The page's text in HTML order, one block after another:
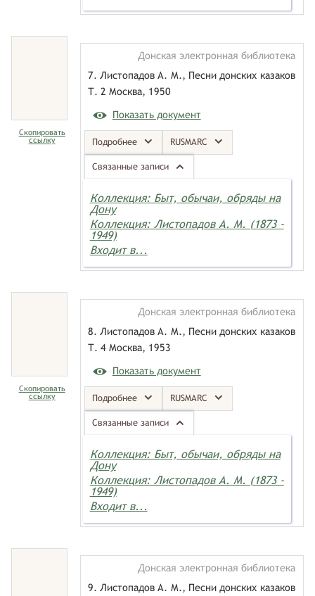
Скопировать
ссылку
Донская электронная библиотека
7. Листопадов А. М., Песни донских казаков
Т. 2 Москва, 1950
Показать документ
Подробнее RUSMARC
Связанные записи
Коллекция: Быт, обычаи, обряды на
Дону
Коллекция: Листопадов А. М. (1873 -
1949)
Входит в...
Скопировать
ссылку
Донская электронная библиотека
8. Листопадов А. М., Песни донских казаков
Т. 4 Москва, 1953
Показать документ
Подробнее RUSMARC
Связанные записи
Коллекция: Быт, обычаи, обряды на
Дону
Коллекция: Листопадов А. М. (1873 -
1949)
Входит в...
Донская электронная библиотека
9. Листопадов А. М., Песни донских казаков